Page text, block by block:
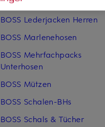
BOSS Lederjacken Herren
BOSS Marlenehosen
BOSS Mehrfachpacks
Unterhosen
BOSS Mützen
BOSS Schalen-BHs
BOSS Schals & Tücher